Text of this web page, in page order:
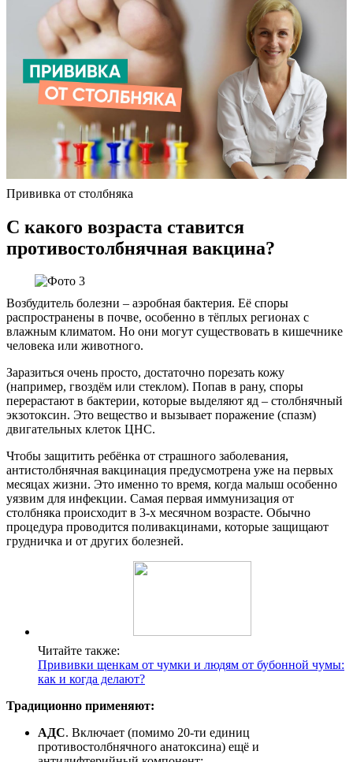
Прививка от столбняка
С какого возраста ставится
противостолбнячная вакцина?
Возбудитель болезни – аэробная бактерия. Её споры
распространены в почве, особенно в тёплых регионах с
влажным климатом. Но они могут существовать в кишечнике
человека или животного.
Заразиться очень просто, достаточно порезать кожу
(например, гвоздём или стеклом). Попав в рану, споры
перерастают в бактерии, которые выделяют яд – столбнячный
экзотоксин. Это вещество и вызывает поражение (спазм)
двигательных клеток ЦНС.
Чтобы защитить ребёнка от страшного заболевания,
антистолбнячная вакцинация предусмотрена уже на первых
месяцах жизни. Это именно то время, когда малыш особенно
уязвим для инфекции. Самая первая иммунизация от
столбняка происходит в 3-х месячном возрасте. Обычно
процедура проводится поливакцинами, которые защищают
грудничка и от других болезней.
Читайте также:
Прививки щенкам от чумки и людям от бубонной чумы:
как и когда делают?
Традиционно применяют:
АДС. Включает (помимо 20-ти единиц
противостолбнячного анатоксина) ещё и